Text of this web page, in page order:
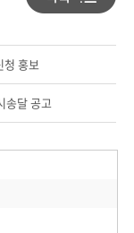
청 홍보
송달 공고